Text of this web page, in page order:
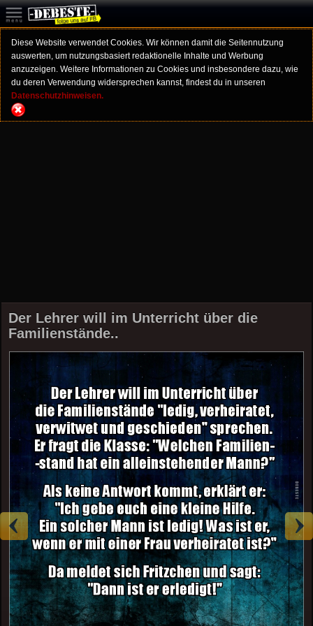
Diese Website verwendet Cookies. Wir können damit die Seitennutzung
auswerten, um nutzungsbasiert redaktionelle Inhalte und Werbung
anzuzeigen. Weitere Informationen zu Cookies und insbesondere dazu, wie
du deren Verwendung widersprechen kannst, findest du in unseren
Datenschutzhinweisen.
Der Lehrer will im Unterricht über die
Familienstände..